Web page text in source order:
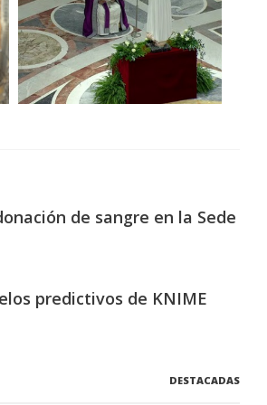
de sangre en la Sede
predictivos de KNIME
DESTACADAS